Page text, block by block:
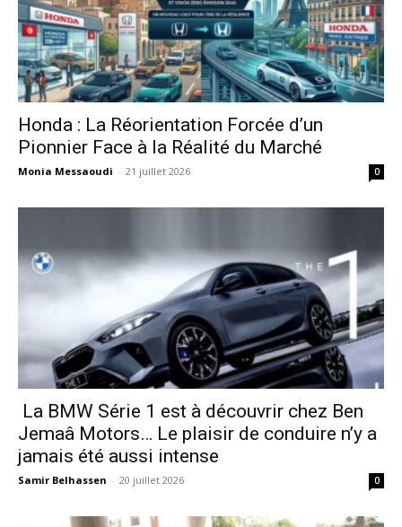
Honda : La Réorientation Forcée d’un
Pionnier Face à la Réalité du Marché
Monia Messaoudi - 21 juillet 2026 0
La BMW Série 1 est à découvrir chez Ben
Jemaâ Motors… Le plaisir de conduire n’y a
jamais été aussi intense
Samir Belhassen - 20 juillet 2026 0